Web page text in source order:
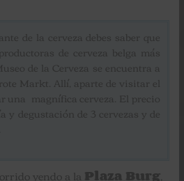
de la cerveza debes saber que
de cerveza belga más
de la Cerveza se encuentra a
Markt. Allí, aparte de visitar el
una magnífica cerveza. El precio
y degustación de 3 cervezas y de
yendo a la Plaza Burg